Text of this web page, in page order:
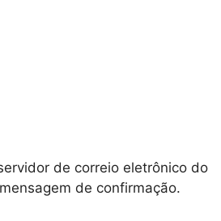
de correio eletrônico do
de confirmação.